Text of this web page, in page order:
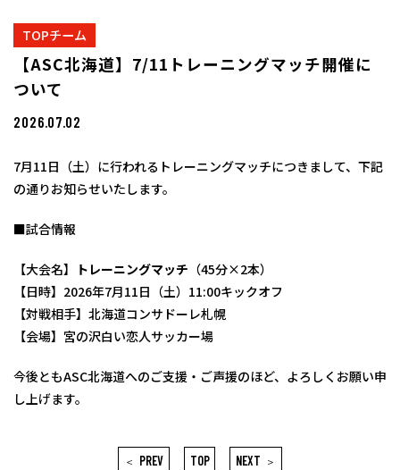
TOPチーム
【ASC北海道】7/11トレーニングマッチ開催に
ついて
2026.07.02
7月11日（土）に行われるトレーニングマッチにつきまして、下記
の通りお知らせいたします。
■試合情報
【大会名】 トレーニングマッチ （45分×2本）
【日時】2026年7月11日（土）11:00キックオフ
【対戦相手】北海道コンサドーレ札幌
【会場】宮の沢白い恋人サッカー場
今後ともASC北海道へのご支援・ご声援のほど、よろしくお願い申
し上げます。
＜ PREV TOP NEXT ＞